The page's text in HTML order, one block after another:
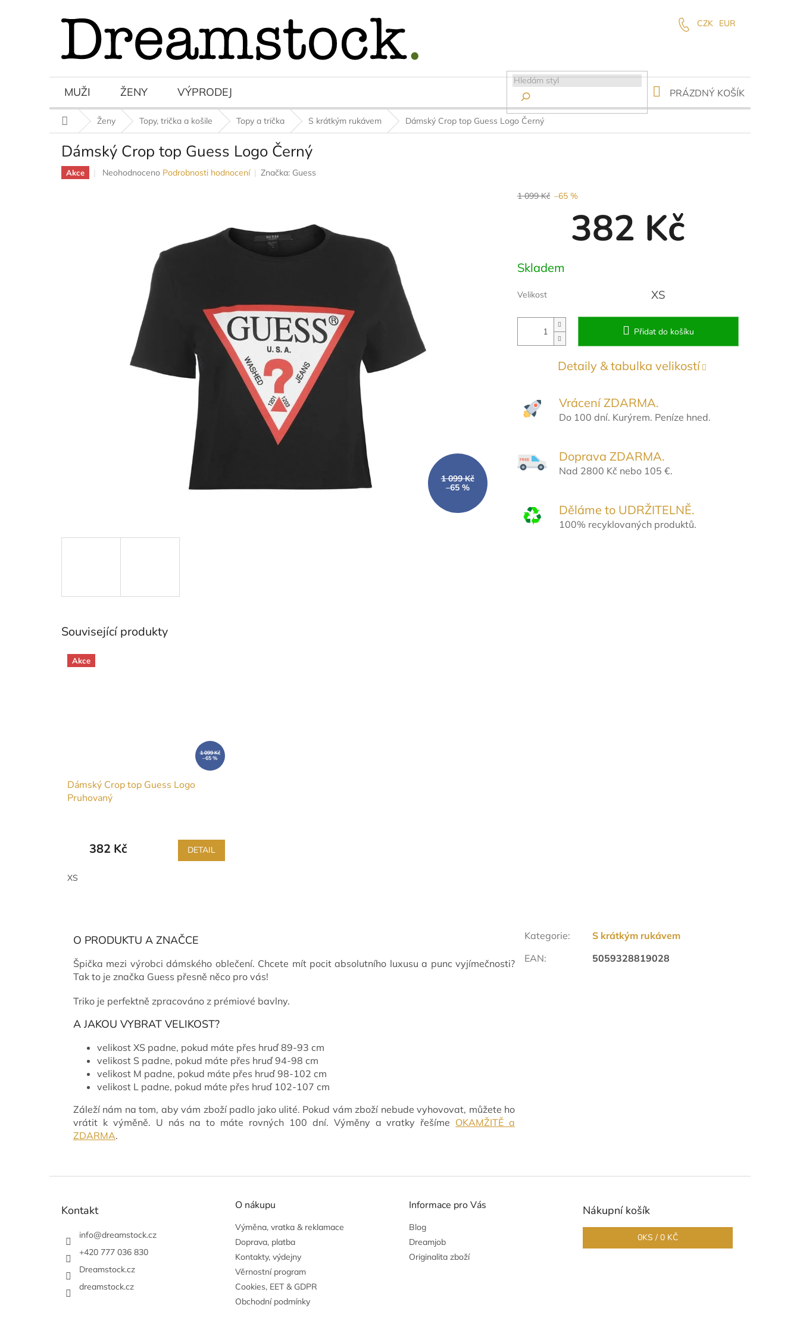
CZK EUR
MUŽI ŽENY VÝPRODEJ 
NÁKUPNÍ
KOŠÍK
PRÁZDNÝ KOŠÍK
Domů Ženy Topy, trička a košile Topy a trička S krátkým rukávem Dámský Crop top Guess Logo Černý
Dámský Crop top Guess Logo Černý
Akce
Průměrné
Neohodnoceno Podrobnosti hodnocení Značka: Guess
1 099 Kč
–65 %
1 099 Kč –65 %
382 Kč
Měrná
cena:
Skladem
Velikost XS
Přidat do košíku
Detaily & tabulka velikostí
Vrácení ZDARMA.
Do 100 dní. Kurýrem. Peníze hned.
Doprava ZDARMA.
Nad 2800 Kč nebo 105 €.
Děláme to UDRŽITELNĚ.
100% recyklovaných produktů.
Související produkty
Akce
1 099 Kč
–65 %
Dámský Crop top Guess Logo
Pruhovaný
382 Kč DETAIL
XS
O PRODUKTU A ZNAČCE
Špička mezi výrobci dámského oblečení. Chcete mít pocit absolutního luxusu a punc vyjímečnosti?
Tak to je značka Guess přesně něco pro vás!
Triko je perfektně zpracováno z prémiové bavlny.
A JAKOU VYBRAT VELIKOST?
velikost XS padne, pokud máte přes hruď 89-93 cm
velikost S padne, pokud máte přes hruď 94-98 cm
velikost M padne, pokud máte přes hruď 98-102 cm
velikost L padne, pokud máte přes hruď 102-107 cm
Záleží nám na tom, aby vám zboží padlo jako ulité. Pokud vám zboží nebude vyhovovat, můžete ho
vrátit k výměně. U nás na to máte rovných 100 dní. Výměny a vratky řešíme OKAMŽITĚ a
ZDARMA.
Kategorie:
S krátkým rukávem
EAN: 5059328819028
Kontakt
info@dreamstock.cz
+420 777 036 830
Dreamstock.cz
dreamstock.cz
O nákupu
Výměna, vratka & reklamace
Doprava, platba
Kontakty, výdejny
Věrnostní program
Cookies, EET & GDPR
Obchodní podmínky
Informace pro Vás
Blog
Dreamjob
Originalita zboží
Nákupní košík
0KS / 0 KČ